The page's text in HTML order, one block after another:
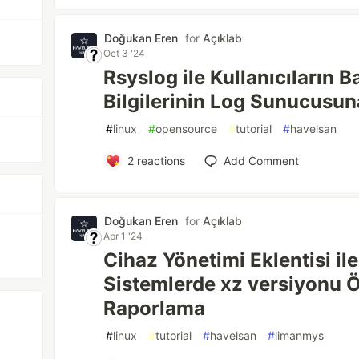
Doğukan Eren for Açıklab
Oct 3 '24
Rsyslog ile Kullanıcıların
Bilgilerinin Log
#linux #opensource #tutorial #havelsan
2reactions Add Comment
Doğukan Eren for Açıklab
Apr 1 '24
Cihaz Yönetimi Eklentisi
Sistemlerde xz versiyonu
Raporlama
#linux #tutorial #havelsan #limanmys